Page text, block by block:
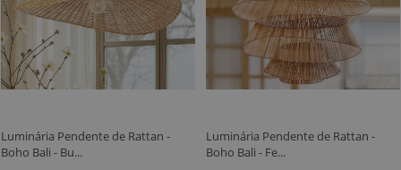
Luminária Pendente de Rattan -
Boho Bali - Bu...
Luminária Pendente de Rattan -
Boho Bali - Fe...